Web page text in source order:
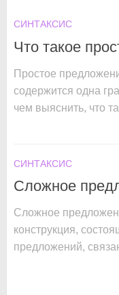
СИНТАКСИС
Что такое
Простое
содержится одна
чем выяснить, что
СИНТАКСИС
Сложное
Сложное
конструкция,
предложений,